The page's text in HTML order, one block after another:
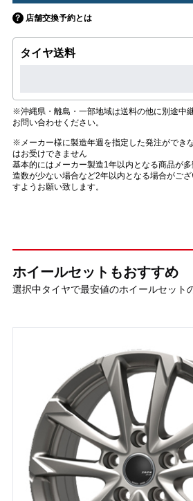
店舗交換予約とは
タイヤ送料
※沖縄県・離島・一部地域は送料の他に別途中
お問い合わせください。
※メーカー様に製造年週を指定した発注ができ
はお受けできません
基本的にはメーカー製造1年以内となる商品が
造数が少ない場合など2年以内となる場合がご
すようお願い致します。
ホイールセットもおすすめ
選択中タイヤで最安値のホイールセット